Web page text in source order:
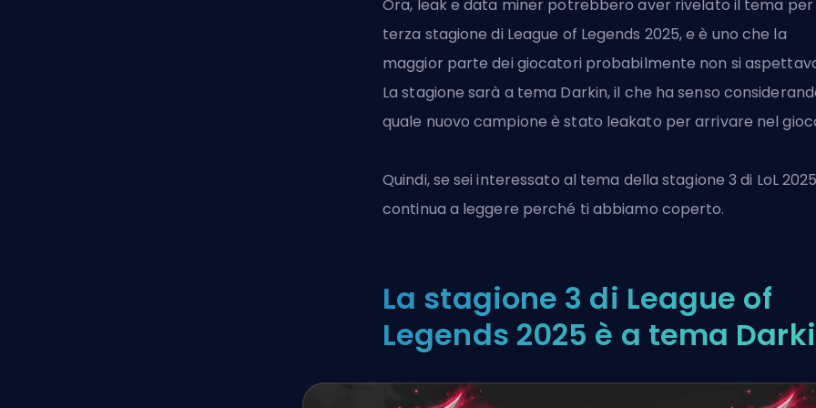
Ora, leak e data miner potrebbero aver rivelato il tema per
terza stagione di League of Legends 2025, e è uno che la
maggior parte dei giocatori probabilmente non si
La stagione sarà a tema Darkin, il che ha senso
quale nuovo campione è stato leakato per arrivare nel
Quindi, se sei interessato al tema della stagione 3 di LoL
continua a leggere perché ti abbiamo coperto.
La stagione 3 di League of
Legends 2025 è a tema